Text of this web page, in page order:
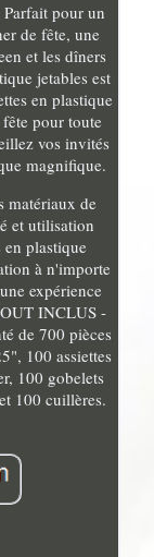
pour un
de fête, une
et les dîners
jetables est
en plastique
pour toute
vos invités
magnifique.
matériaux de
et utilisation
en plastique
à n'importe
expérience
INCLUS -
de 700 pièces
100 assiettes
100 gobelets
100 cuillères.